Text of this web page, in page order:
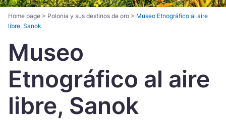
Português
Україна
Zamknij
Home page > Polonia y sus destinos de oro > Museo Etnográfico al aire
libre, Sanok
Museo
Etnográfico al aire
libre, Sanok